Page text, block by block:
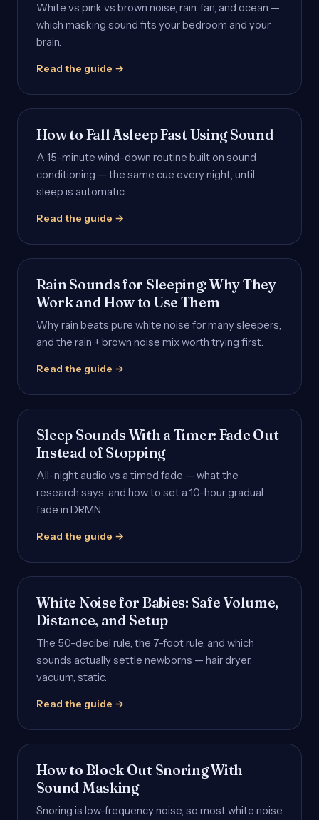
White vs pink vs brown noise, rain, fan, and ocean —
which masking sound fits your bedroom and your
brain.
Read the guide →
How to Fall Asleep Fast Using Sound
A 15-minute wind-down routine built on sound
conditioning — the same cue every night, until
sleep is automatic.
Read the guide →
Rain Sounds for Sleeping: Why They
Work and How to Use Them
Why rain beats pure white noise for many sleepers,
and the rain + brown noise mix worth trying first.
Read the guide →
Sleep Sounds With a Timer: Fade Out
Instead of Stopping
All-night audio vs a timed fade — what the
research says, and how to set a 10-hour gradual
fade in DRMN.
Read the guide →
White Noise for Babies: Safe Volume,
Distance, and Setup
The 50-decibel rule, the 7-foot rule, and which
sounds actually settle newborns — hair dryer,
vacuum, static.
Read the guide →
How to Block Out Snoring With
Sound Masking
Snoring is low-frequency noise, so most white noise